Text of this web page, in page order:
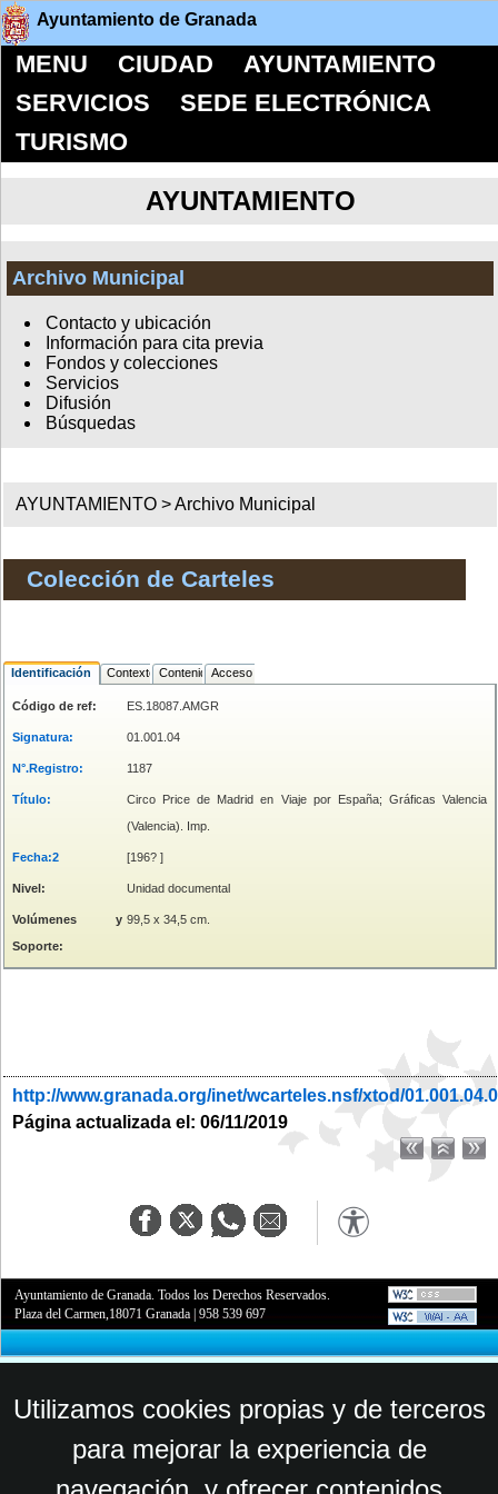
Ayuntamiento de Granada
MENU CIUDAD
AYUNTAMIENTO
SERVICIOS
SEDE ELECTRÓNICA
TURISMO
AYUNTAMIENTO
Archivo Municipal
Contacto y ubicación
Información para cita previa
Fondos y colecciones
Servicios
Difusión
Búsquedas
AYUNTAMIENTO >Archivo Municipal
Colección de Carteles
Identificación Contexto ContenidoAcceso
Código de ref: ES.18087.AMGR
Signatura: 01.001.04
N°.Registro: 1187
Título:
Circo Price de Madrid en Viaje por España; Gráficas Valencia
(Valencia). Imp.
Fecha:2 [196? ]
Nivel: Unidad documental
Volúmenes y
Soporte:
99,5 x 34,5 cm.
http://www.granada.org/inet/wcarteles.nsf/xtod/
Página actualizada el: 06/11/2019
Ayuntamiento de Granada. Todos los Derechos Reservados.
Plaza del Carmen,18071 Granada |958 539 697
Utilizamos cookies propias y de terceros
para mejorar la experiencia de